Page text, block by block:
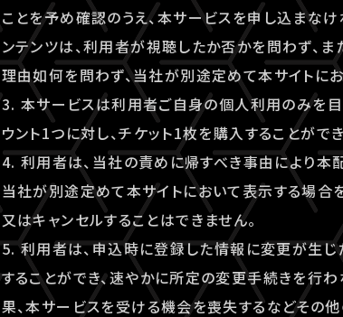
ことを予め確認のうえ、本サービスを申し込まな
ンテンツは、利用者が視聴したか否かを問わず、
理由如何を問わず、当社が別途定めて本サイトに
3. 本サービスは利用者ご自身の個人利用のみを目
ウント1つに対し、チケット1枚を購入することができ
4. 利用者は、当社の責めに帰すべき事由により
当社が別途定めて本サイトにおいて表示する場合
又はキャンセルすることはできません。
5. 利用者は、申込時に登録した情報に変更が生
することができ、速やかに所定の変更手続きを行
果、本サービスを受ける機会を喪失するなどその